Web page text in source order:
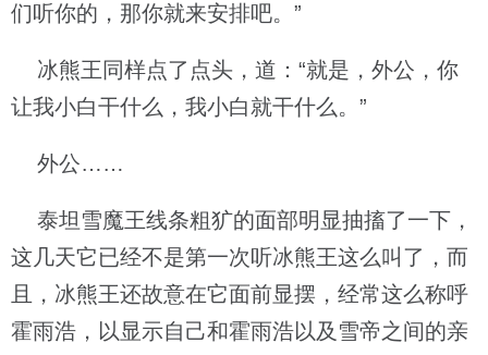
们听你的，那你就来安排吧。”
冰熊王同样点了点头，道：“就是，外公，你
让我小白干什么，我小白就干什么。”
外公……
泰坦雪魔王线条粗犷的面部明显抽搐了一下，
这几天它已经不是第一次听冰熊王这么叫了，而
且，冰熊王还故意在它面前显摆，经常这么称呼
霍雨浩，以显示自己和霍雨浩以及雪帝之间的亲